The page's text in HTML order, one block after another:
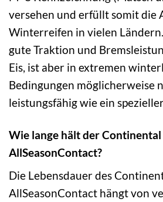
versehen und erfüllt somit die
Winterreifen in vielen
gute Traktion und
Eis, ist aber in extremen
Bedingungen möglicherweise
leistungsfähig wie ein
Wie lange hält der Continental
AllSeasonContact?
Die Lebensdauer des
AllSeasonContact hängt von